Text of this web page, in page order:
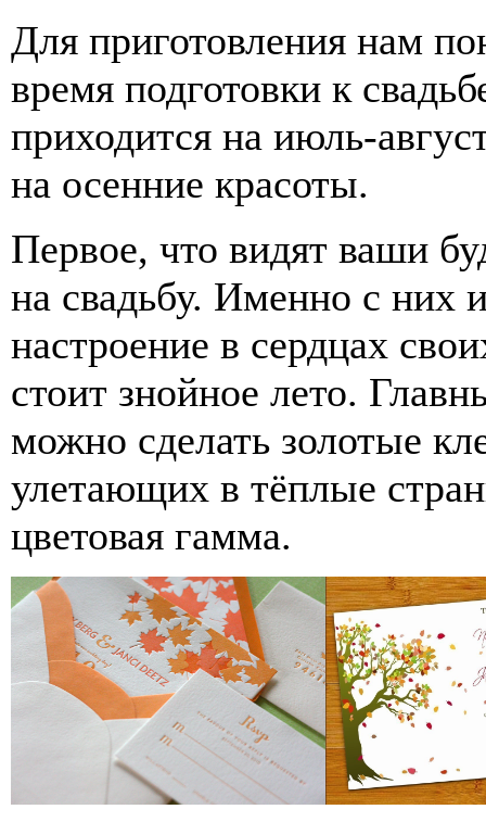
Для приготовления нам
время подготовки к
приходится на июль-
на осенние красоты.
Первое, что видят ваши
на свадьбу. Именно с них
настроение в сердцах
стоит знойное лето.
можно сделать золотые
улетающих в тёплые
цветовая гамма.